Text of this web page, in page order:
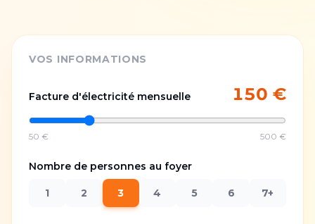
VOS INFORMATIONS
Facture d'électricité mensuelle 150 €
50 € 500 €
Nombre de personnes au foyer
1 2 3 4 5 6 7+